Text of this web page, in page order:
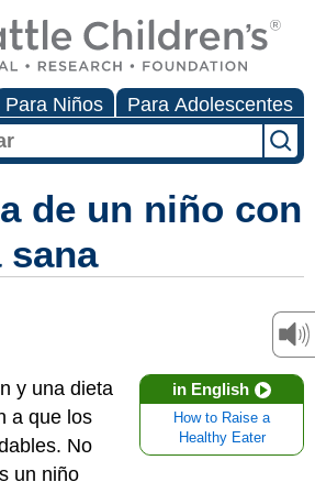
Para Niños Para Adolescentes
de un niño con
sana
in English
How to Raise a
Healthy Eater
y una dieta
a que los
No
un niño